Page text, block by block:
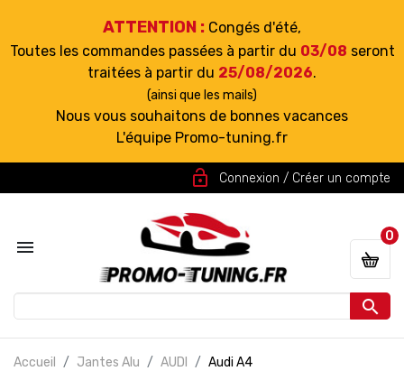
ATTENTION : Congés d'été,
Toutes les commandes passées à partir du 03/08 seront
traitées à partir du 25/08/2026.
(ainsi que les mails)
Nous vous souhaitons de bonnes vacances
L'équipe Promo-tuning.fr
lock_open Connexion / Créer un compte


0
Accueil Jantes Alu AUDI Audi A4